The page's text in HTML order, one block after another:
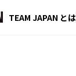
TEAM JAPAN とは